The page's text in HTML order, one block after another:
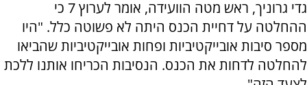
גדי גרוניך, ראש מטה הוועידה, אומר לערוץ 7 כי
ההחלטה על דחיית הכנס היתה לא פשוטה כלל. "היו
מספר סיבות אובייקטיביות ופחות אובייקטיביות שהביאו
להחלטה לדחות את הכנס. הנסיבות הכריחו אותנו ללכת